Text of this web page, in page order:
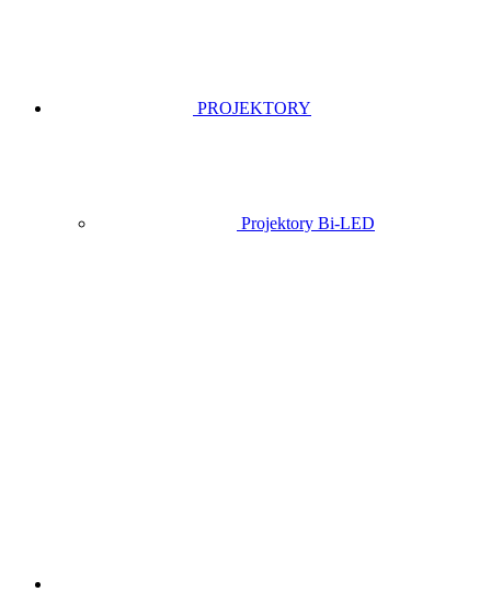
PROJEKTORY
Projektory Bi-LED